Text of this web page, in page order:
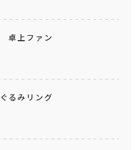
卓上ファン
るみリング